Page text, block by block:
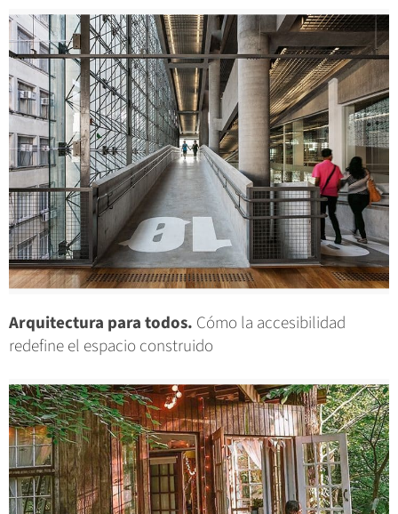
Arquitectura para todos. Cómo la accesibilidad
redefine el espacio construido